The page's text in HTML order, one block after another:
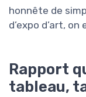
honnête de
d’expo d’art,
Rapport
tableau,